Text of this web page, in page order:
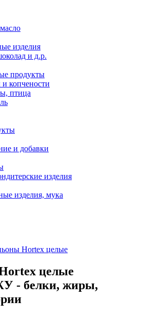
изделия
и д.р.
продукты
копчености
птица
и добавки
изделия
изделия, мука
Hortex целые
целые
- белки, жиры,